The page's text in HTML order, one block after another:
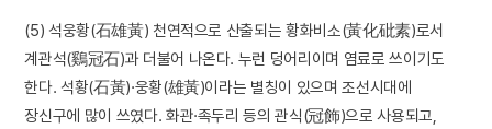
(5) 석웅황(石雄黃) 천연적으로 산출되는 황화비소(黃化砒素)로서
계관석(鷄冠石)과 더불어 나온다. 누런 덩어리이며 염료로 쓰이기도
한다. 석황(石黃)·웅황(雄黃)이라는 별칭이 있으며 조선시대에
장신구에 많이 쓰였다. 화관·족두리 등의 관식(冠飾)으로 사용되고,